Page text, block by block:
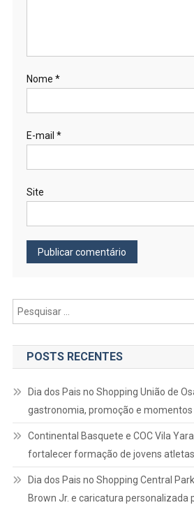
Nome *
E-mail *
Site
POSTS RECENTES
Dia dos Pais no Shopping União de
gastronomia, promoção e
Continental Basquete e COC Vila
fortalecer formação de jovens atletas
Dia dos Pais no Shopping Central
Brown Jr. e caricatura personalizada